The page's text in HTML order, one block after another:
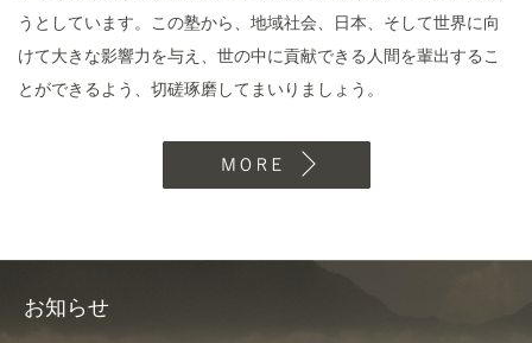
うとしています。この塾から、地域社会、日本、そして世界に向
けて大きな影響力を与え、世の中に貢献できる人間を輩出するこ
とができるよう、切磋琢磨してまいりましょう。
お知らせ